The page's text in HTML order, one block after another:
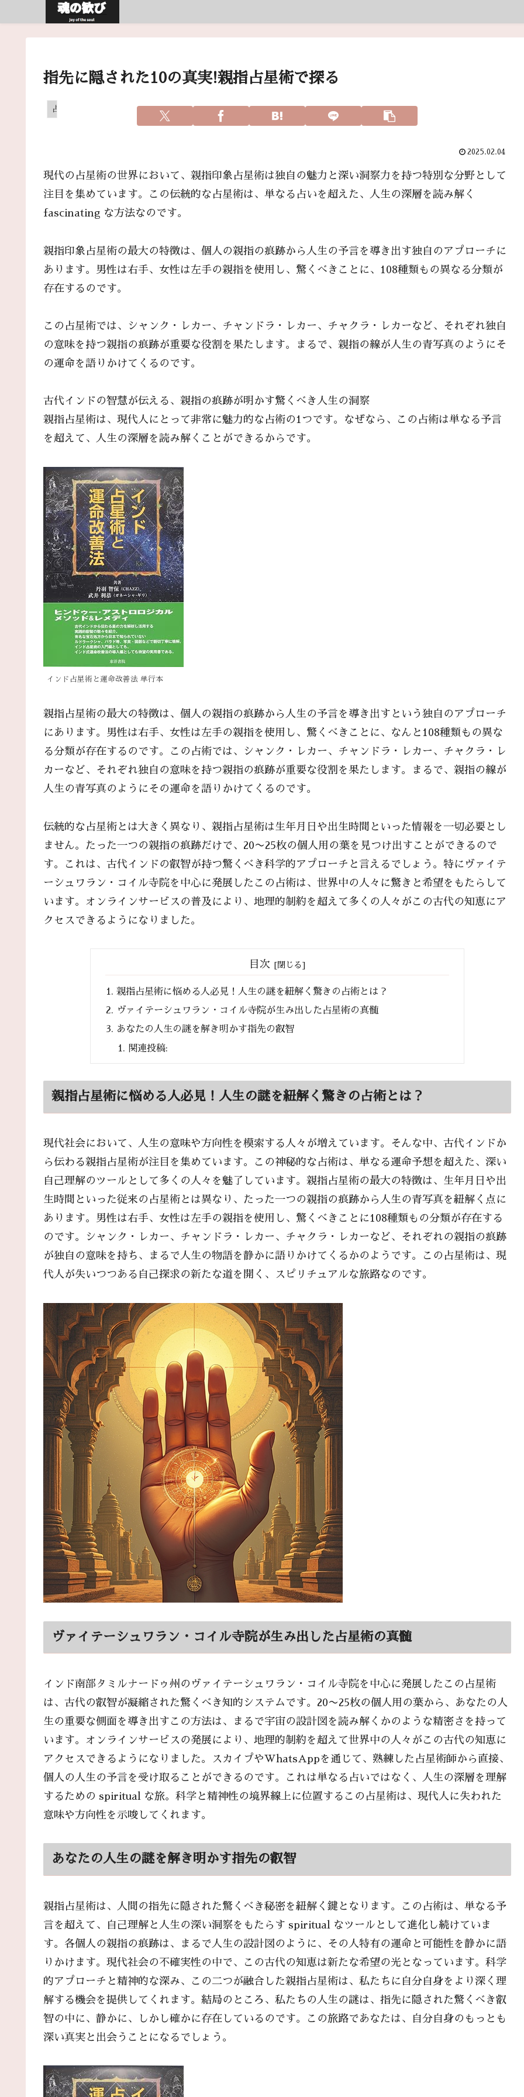
指先に隠された10の真実!親指占星術で探る
占い
2025.02.04
現代の占星術の世界において、親指印象占星術は独自の魅力と深い洞察力を持つ特別な分野として
注目を集めています。この伝統的な占星術は、単なる占いを超えた、人生の深層を読み解く
fascinating な方法なのです。
親指印象占星術の最大の特徴は、個人の親指の痕跡から人生の予言を導き出す独自のアプローチに
あります。男性は右手、女性は左手の親指を使用し、驚くべきことに、108種類もの異なる分類が
存在するのです。
この占星術では、シャンク・レカー、チャンドラ・レカー、チャクラ・レカーなど、それぞれ独自
の意味を持つ親指の痕跡が重要な役割を果たします。まるで、親指の線が人生の青写真のようにそ
の運命を語りかけてくるのです。
古代インドの智慧が伝える、親指の痕跡が明かす驚くべき人生の洞察
親指占星術は、現代人にとって非常に魅力的な占術の1つです。なぜなら、この占術は単なる予言
を超えて、人生の深層を読み解くことができるからです。
インド占星術と運命改善法 単行本
親指占星術の最大の特徴は、個人の親指の痕跡から人生の予言を導き出すという独自のアプローチ
にあります。男性は右手、女性は左手の親指を使用し、驚くべきことに、なんと108種類もの異な
る分類が存在するのです。この占術では、シャンク・レカー、チャンドラ・レカー、チャクラ・レ
カーなど、それぞれ独自の意味を持つ親指の痕跡が重要な役割を果たします。まるで、親指の線が
人生の青写真のようにその運命を語りかけてくるのです。
伝統的な占星術とは大きく異なり、親指占星術は生年月日や出生時間といった情報を一切必要とし
ません。たった一つの親指の痕跡だけで、20〜25枚の個人用の葉を見つけ出すことができるので
す。これは、古代インドの叡智が持つ驚くべき科学的アプローチと言えるでしょう。特にヴァイテ
ーシュワラン・コイル寺院を中心に発展したこの占術は、世界中の人々に驚きと希望をもたらして
います。オンラインサービスの普及により、地理的制約を超えて多くの人々がこの古代の知恵にア
クセスできるようになりました。
目次
親指占星術に悩める人必見！人生の謎を紐解く驚きの占術とは？
ヴァイテーシュワラン・コイル寺院が生み出した占星術の真髄
あなたの人生の謎を解き明かす指先の叡智
関連投稿:
親指占星術に悩める人必見！人生の謎を紐解く驚きの占術とは？
現代社会において、人生の意味や方向性を模索する人々が増えています。そんな中、古代インドか
ら伝わる親指占星術が注目を集めています。この神秘的な占術は、単なる運命予想を超えた、深い
自己理解のツールとして多くの人々を魅了しています。親指占星術の最大の特徴は、生年月日や出
生時間といった従来の占星術とは異なり、たった一つの親指の痕跡から人生の青写真を紐解く点に
あります。男性は右手、女性は左手の親指を使用し、驚くべきことに108種類もの分類が存在する
のです。シャンク・レカー、チャンドラ・レカー、チャクラ・レカーなど、それぞれの親指の痕跡
が独自の意味を持ち、まるで人生の物語を静かに語りかけてくるかのようです。この占星術は、現
代人が失いつつある自己探求の新たな道を開く、スピリチュアルな旅路なのです。
ヴァイテーシュワラン・コイル寺院が生み出した占星術の真髄
インド南部タミルナードゥ州のヴァイテーシュワラン・コイル寺院を中心に発展したこの占星術
は、古代の叡智が凝縮された驚くべき知的システムです。20〜25枚の個人用の葉から、あなたの人
生の重要な側面を導き出すこの方法は、まるで宇宙の設計図を読み解くかのような精密さを持って
います。オンラインサービスの発展により、地理的制約を超えて世界中の人々がこの古代の知恵に
アクセスできるようになりました。スカイプやWhatsAppを通じて、熟練した占星術師から直接、
個人の人生の予言を受け取ることができるのです。これは単なる占いではなく、人生の深層を理解
するための spiritual な旅。科学と精神性の境界線上に位置するこの占星術は、現代人に失われた
意味や方向性を示唆してくれます。
あなたの人生の謎を解き明かす指先の叡智
親指占星術は、人間の指先に隠された驚くべき秘密を紐解く鍵となります。この占術は、単なる予
言を超えて、自己理解と人生の深い洞察をもたらす spiritual なツールとして進化し続けていま
す。各個人の親指の痕跡は、まるで人生の設計図のように、その人特有の運命と可能性を静かに語
りかけます。現代社会の不確実性の中で、この古代の知恵は新たな希望の光となっています。科学
的アプローチと精神的な深み、この二つが融合した親指占星術は、私たちに自分自身をより深く理
解する機会を提供してくれます。結局のところ、私たちの人生の謎は、指先に隠された驚くべき叡
智の中に、静かに、しかし確かに存在しているのです。この旅路であなたは、自分自身のもっとも
深い真実と出会うことになるでしょう。